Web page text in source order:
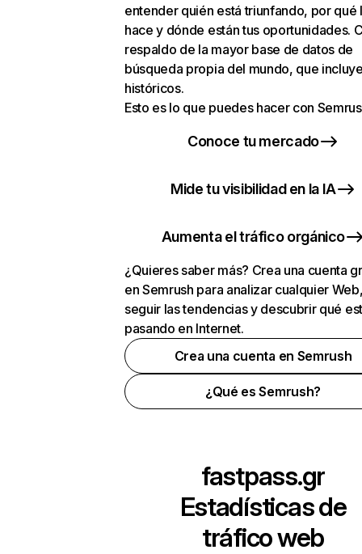
entender quién está triunfando, por qué
hace y dónde están tus oportunidades.
respaldo de la mayor base de datos de
búsqueda propia del mundo, que
históricos.
Esto es lo que puedes hacer con
Conoce tu mercado
Mide tu visibilidad en la IA
Aumenta el tráfico orgánico
¿Quieres saber más? Crea una cuenta
en Semrush para analizar cualquier
seguir las tendencias y descubrir qué
pasando en Internet.
Crea una cuenta en Semrush
¿Qué es Semrush?
fastpass.gr
Estadísticas de
tráfico web